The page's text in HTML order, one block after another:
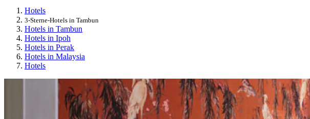
Hotels
3-Sterne-Hotels in Tambun
Hotels in Tambun
Hotels in Ipoh
Hotels in Perak
Hotels in Malaysia
Hotels